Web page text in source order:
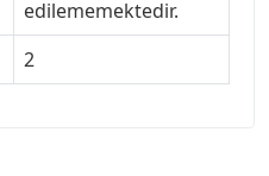
edilememektedir.
2